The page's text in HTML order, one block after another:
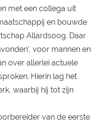
met een collega uit
en bouwde
Allardsoog. Daar
voor mannen en
over allerlei actuele
Hierin lag het
waarbij hij tot zijn
van de eerste